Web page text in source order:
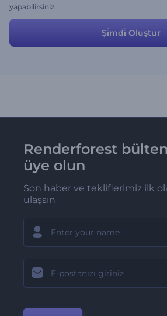
yapabilirsiniz.
Şi̇mdi̇ Oluştur
Renderforest
üye olun
Son haber ve tekliflerimiz ilk
ulaşsın